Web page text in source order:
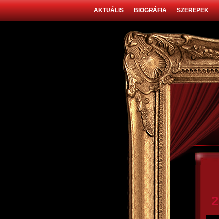
AKTUÁLIS BIOGRÁFIA SZEREPEK